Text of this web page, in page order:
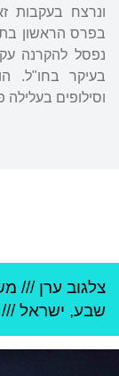
ונרצח בעקבות
בפרס הראשון
נפסל להקרנה
בעיקר בחו"ל.
וסילופים בעלילה
צלגוב ערן ///
שבע, ישראל///